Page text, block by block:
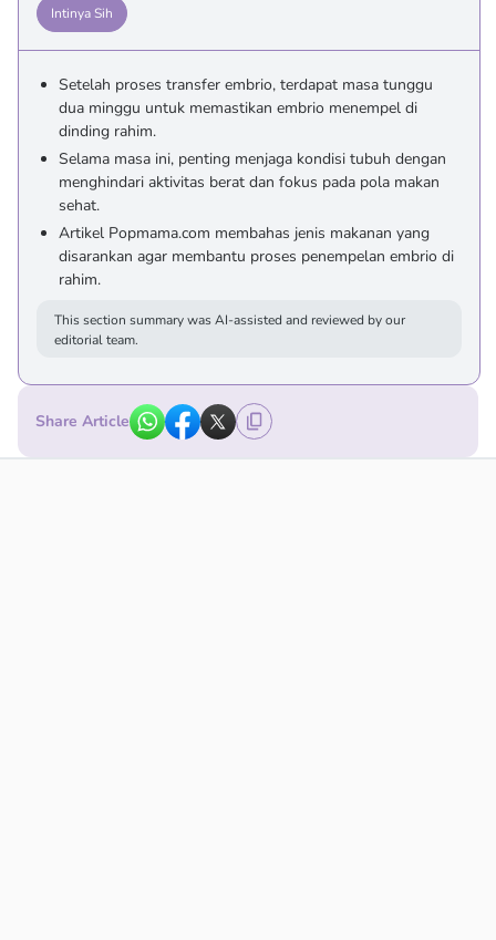
Intinya Sih
Setelah proses transfer embrio, terdapat masa tunggu
dua minggu untuk memastikan embrio menempel di
dinding rahim.
Selama masa ini, penting menjaga kondisi tubuh dengan
menghindari aktivitas berat dan fokus pada pola makan
sehat.
Artikel Popmama.com membahas jenis makanan yang
disarankan agar membantu proses penempelan embrio di
rahim.
This section summary was AI-assisted and reviewed by our
editorial team.
Share Article